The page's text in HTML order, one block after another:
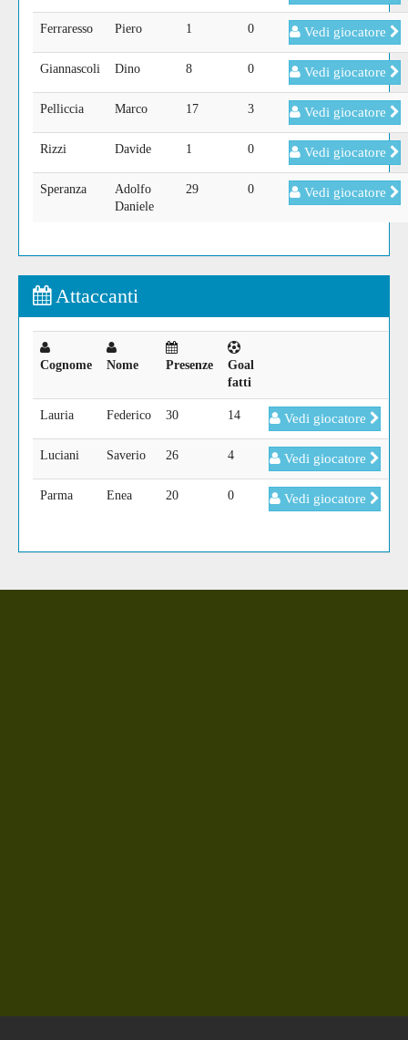
Ferraresso Piero 1 0 Vedi giocatore
Giannascoli Dino 8 0 Vedi giocatore
Pelliccia Marco 17 3 Vedi giocatore
Rizzi Davide 1 0 Vedi giocatore
Speranza
Adolfo
Daniele
29 0 Vedi giocatore
Attaccanti
Cognome Nome Presenze
Goal
fatti
Lauria Federico 30 14 Vedi giocatore
Luciani Saverio 26 4 Vedi giocatore
Parma Enea 20 0 Vedi giocatore